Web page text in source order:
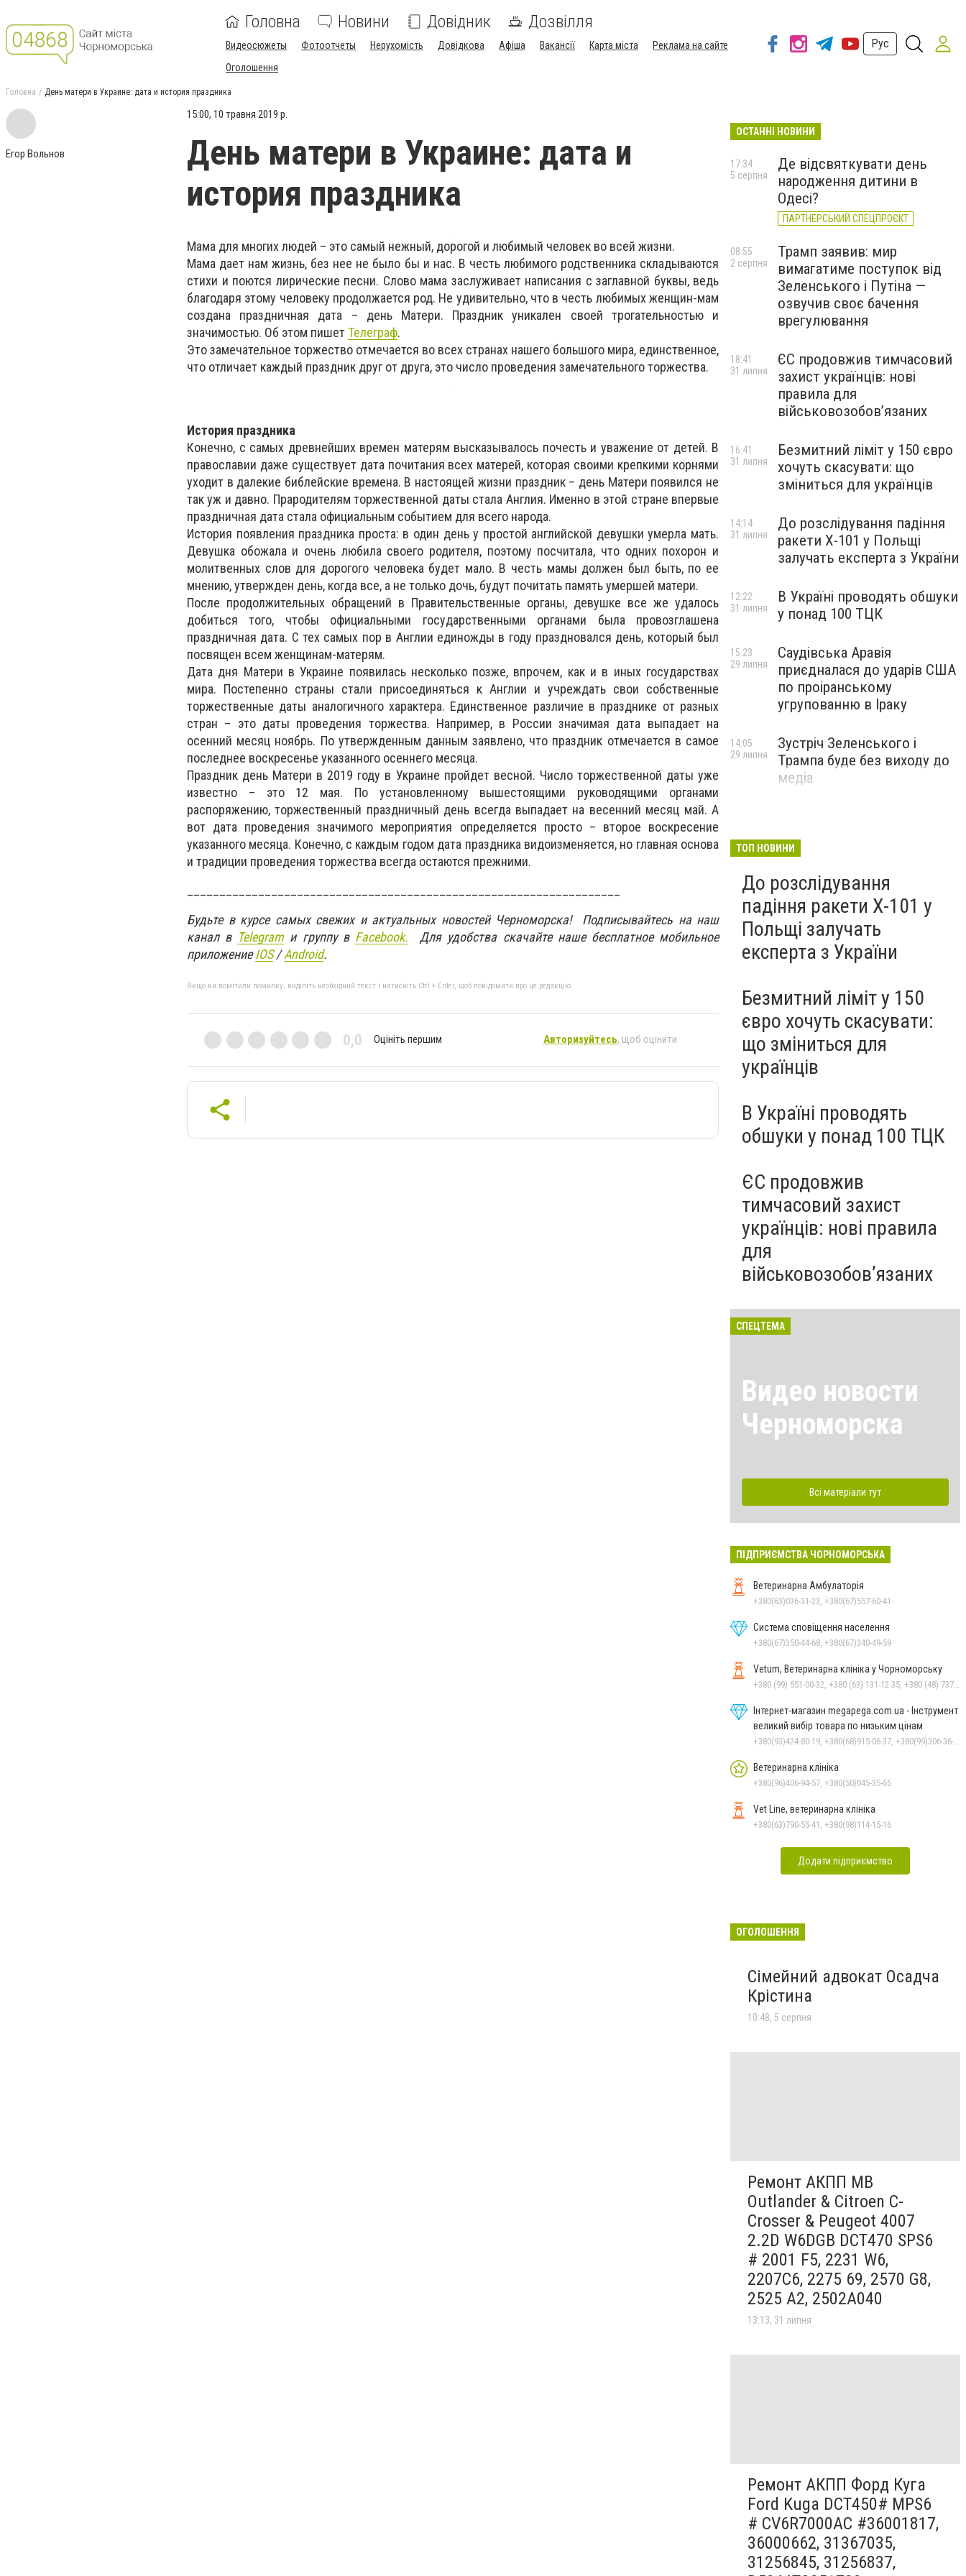
Головна Новини Довідник Дозвілля
Видеосюжеты Фотоотчеты Нерухомість Довідкова Афіша Вакансії Карта міста
Реклама на сайте
Оголошення
Рус
Головна День матери в Украине: дата и история праздника
Егор Вольнов
15:00, 10 травня 2019 р.
День матери в Украине: дата и
история праздника
Мама для многих людей – это самый нежный, дорогой и любимый человек во всей жизни.
Мама дает нам жизнь, без нее не было бы и нас. В честь любимого родственника складываются
стихи и поются лирические песни. Слово мама заслуживает написания с заглавной буквы, ведь
благодаря этому человеку продолжается род. Не удивительно, что в честь любимых женщин-мам
создана праздничная дата – день Матери. Праздник уникален своей трогательностью и
значимостью. Об этом пишетТелеграф.
Это замечательное торжество отмечается во всех странах нашего большого мира, единственное,
что отличает каждый праздник друг от друга, это число проведения замечательного торжества.
История праздника
Конечно, с самых древнейших времен матерям высказывалось почесть и уважение от детей. В
православии даже существует дата почитания всех матерей, которая своими крепкими корнями
уходит в далекие библейские времена. В настоящей жизни праздник – день Матери появился не
так уж и давно. Прародителям торжественной даты стала Англия. Именно в этой стране впервые
праздничная дата стала официальным событием для всего народа.
История появления праздника проста: в один день у простой английской девушки умерла мать.
Девушка обожала и очень любила своего родителя, поэтому посчитала, что одних похорон и
молитвенных слов для дорогого человека будет мало. В честь мамы должен был быть, по ее
мнению, утвержден день, когда все, а не только дочь, будут почитать память умершей матери.
После продолжительных обращений в Правительственные органы, девушке все же удалось
добиться того, чтобы официальными государственными органами была провозглашена
праздничная дата. С тех самых пор в Англии единожды в году праздновался день, который был
посвящен всем женщинам-матерям.
Дата дня Матери в Украине появилась несколько позже, впрочем, как и в иных государствах
мира. Постепенно страны стали присоединяться к Англии и учреждать свои собственные
торжественные даты аналогичного характера. Единственное различие в празднике от разных
стран – это даты проведения торжества. Например, в России значимая дата выпадает на
осенний месяц ноябрь. По утвержденным данным заявлено, что праздник отмечается в самое
последнее воскресенье указанного осеннего месяца.
Праздник день Матери в 2019 году в Украине пройдет весной. Число торжественной даты уже
известно – это 12 мая. По установленному вышестоящими руководящими органами
распоряжению, торжественный праздничный день всегда выпадает на весенний месяц май. А
вот дата проведения значимого мероприятия определяется просто – второе воскресение
указанного месяца. Конечно, с каждым годом дата праздника видоизменяется, но главная основа
и традиции проведения торжества всегда остаются прежними.
Будьте в курсе самых свежих и актуальных новостей Черноморска! Подписывайтесь на наш
канал в Telegram и группу в Facebook. Для удобства скачайте наше бесплатное мобильное
приложениеIOS/Android.
Якщо ви помітили помилку, виділіть необхідний текст і натисніть Ctrl + Enter, щоб повідомити про це редакцію
0,0 Оцініть першим Авторизуйтесь, щоб оцінити
ОСТАННІ НОВИНИ
Де відсвяткувати день
народження дитини в
Одесі?
ПАРТНЕРСЬКИЙ СПЕЦПРОЄКТ
17:34
5 серпня
Трамп заявив: мир
вимагатиме поступок від
Зеленського і Путіна —
озвучив своє бачення
врегулювання
08:55
2 серпня
ЄС продовжив тимчасовий
захист українців: нові
правила для
військовозобов’язаних
18:41
31 липня
Безмитний ліміт у 150 євро
хочуть скасувати: що
зміниться для українців
16:41
31 липня
До розслідування падіння
ракети Х-101 у Польщі
залучать експерта з України
14:14
31 липня
В Україні проводять обшуки
у понад 100 ТЦК
12:22
31 липня
Саудівська Аравія
приєдналася до ударів США
по проіранському
угрупованню в Іраку
15:23
29 липня
Зустріч Зеленського і
Трампа буде без виходу до
медіа
14:05
29 липня
ТОП НОВИНИ
До розслідування
падіння ракети Х-101 у
Польщі залучать
експерта з України
Безмитний ліміт у 150
євро хочуть скасувати:
що зміниться для
українців
В Україні проводять
обшуки у понад 100 ТЦК
ЄС продовжив
тимчасовий захист
українців: нові правила
для
військовозобов’язаних
СПЕЦТЕМА
Видео новости
Черноморска
Всі матеріали тут
ПІДПРИЄМСТВА ЧОРНОМОРСЬКА
Ветеринарна Амбулаторія
+380(63)036-31-23, +380(67)557-60-41
Система сповіщення населення
+380(67)350-44-68, +380(67)340-49-59
Vetum, Ветеринарна клініка у Чорноморську
Інтернет-магазин megapega.com.ua - Інструмент
великий вибір товара по низьким цінам
Ветеринарна клініка
+380(96)406-94-57, +380(50)045-35-65
Vet Line, ветеринарна клініка
+380(63)790-55-41, +380(98)114-15-16
Додати підприємство
ОГОЛОШЕННЯ
Сімейний адвокат Осадча
Крістина
10:48, 5 серпня
Ремонт АКПП MB
Outlander & Citroen C-
Crosser & Peugeot 4007
2.2D W6DGB DCT470 SPS6
# 2001 F5, 2231 W6,
2207C6, 2275 69, 2570 G8,
2525 A2, 2502A040
13:13, 31 липня
Ремонт АКПП Форд Куга
Ford Kuga DCT450# MPS6
# CV6R7000AC #36001817,
36000662, 31367035,
31256845, 31256837,